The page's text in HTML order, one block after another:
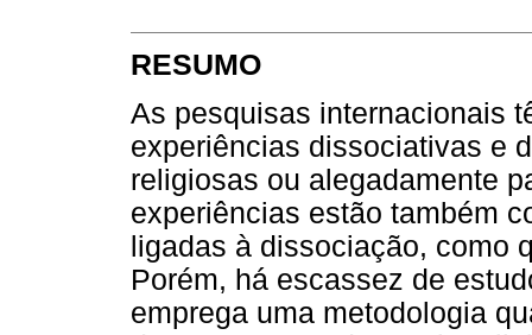
RESUMO
As pesquisas internacionais
experiências dissociativas e
religiosas ou alegadamente
experiências estão também
ligadas à dissociação, como
Porém, há escassez de
emprega uma metodologia